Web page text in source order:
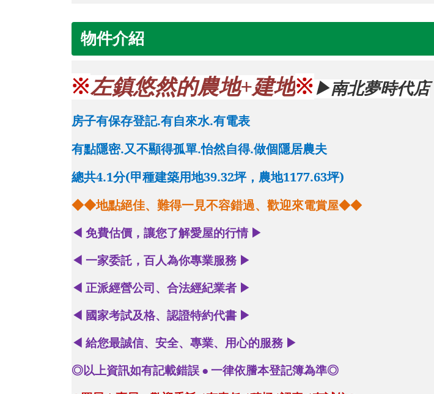
物件介紹
※左鎮悠然的農地+建地※ ▶南北夢時代店
房子有保存登記.有自來水.有電表
有點隱密.又不顯得孤單.怡然自得.做個隱居農夫
總共4.1分(甲種建築用地39.32坪，農地1177.63坪)
◆◆地點絕佳、難得一見不容錯過、歡迎來電賞屋◆◆
◀ 免費估價，讓您了解愛屋的行情 ▶
◀ 一家委託，百人為你專業服務 ▶
◀ 正派經營公司、合法經紀業者 ▶
◀ 國家考試及格、認證特約代書 ▶
◀ 給您最誠信、安全、專業、用心的服務 ▶
◎以上資訊如有記載錯誤 ● 一律依謄本登記簿為準◎